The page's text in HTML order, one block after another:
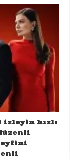
izleyin hızlı